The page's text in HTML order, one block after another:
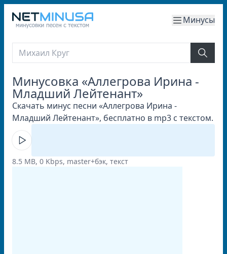
Минусы
Минусовка «Аллегрова Ирина -
Младший Лейтенант»
Скачать минус песни «Аллегрова Ирина -
Младший Лейтенант», бесплатно в mp3 с текстом.
8.5 MB, 0 Kbps, master+бэк, текст